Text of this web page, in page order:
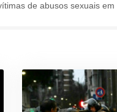
de abusos sexuais em